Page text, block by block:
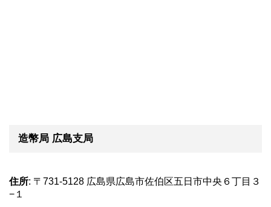
造幣局 広島支局
住所: 〒731-5128 広島県広島市佐伯区五日市中央６丁目３
−１